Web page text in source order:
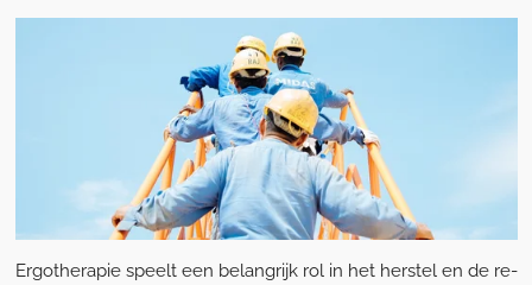
Ergotherapie speelt een belangrijk rol in het herstel en de re-